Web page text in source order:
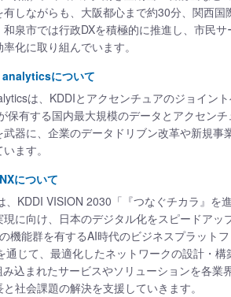
有しながらも、大阪都心まで約30分、関西
和泉市では行政DXを積極的に推進し、市民
化に取り組んでいます。
analyticsについて
は、KDDIとアクセンチュアのジョイン
保有する国内最大規模のデータとアクセン
武器に、企業のデータドリブン改革や新規
ます。
について
、KDDI VISION 2030「『つなぐチカラ』を
現に向け、日本のデジタル化をスピードア
機能群を有するAI時代のビジネスプラットフ
通じて、最適化したネットワークの設計・
み込まれたサービスやソリューションを各業
社会課題の解決を支援していきます。